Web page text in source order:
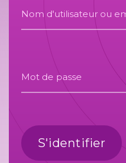
Nom d'utilisateur ou
Mot de passe
S'identifier